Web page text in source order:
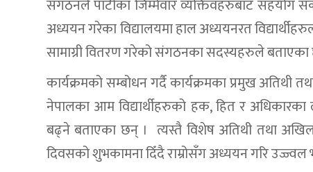
संगठनले पार्टीका जिम्मेवार व्यक्तिवहरुबाट सहयोग
अध्ययन गरेका विद्यालयमा हाल अध्ययनरत
सामाग्री वितरण गरेको संगठनका सदस्यहरुले बताएका
कार्यक्रमको सम्बोधन गर्दै कार्यक्रमका प्रमुख
नेपालका आम विद्यार्थीहरुको हक, हित र
बढ्ने बताएका छन् । त्यस्तै विशेष अतिथी तथा अखिल
दिवसको शुभकामना दिँदै राम्रोसँग अध्ययन गरि उज्ज्वल